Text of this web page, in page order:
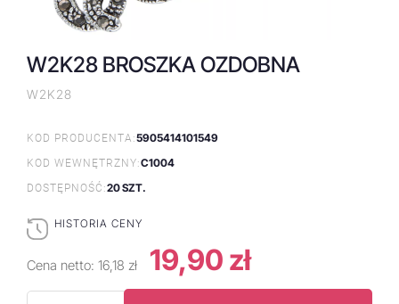
W2K28 BROSZKA OZDOBNA
W2K28
KOD PRODUCENTA:5905414101549
KOD WEWNĘTRZNY:C1004
DOSTĘPNOŚĆ:20 SZT.
HISTORIA CENY
Cena netto: 16,18 zł 19,90 zł